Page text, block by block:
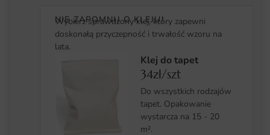
NIE ZAPOMNIJ O KLEJU!
Wybierz sprawdzony klej, który zapewni
doskonałą przyczepność i trwałość wzoru na
lata.
Klej do tapet
34zł/szt
Do wszystkich rodzajów
tapet. Opakowanie
wystarcza na 15 - 20
m².